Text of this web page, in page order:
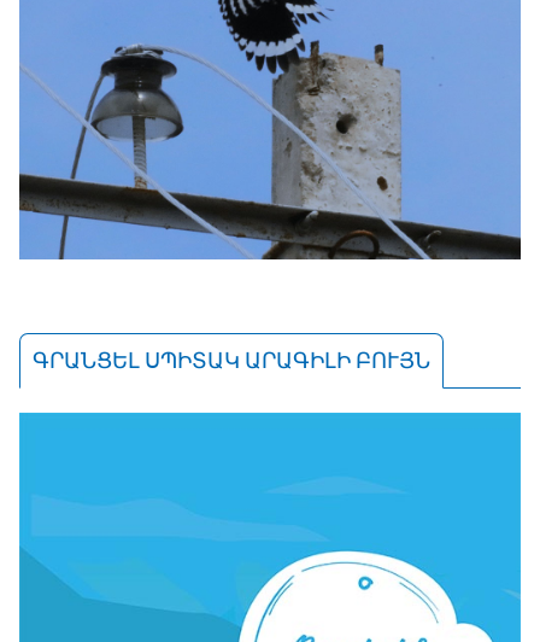
ԳՐԱՆՑԵԼ ՍՊԻՏԱԿ ԱՐԱԳԻԼԻ ԲՈՒՅՆ